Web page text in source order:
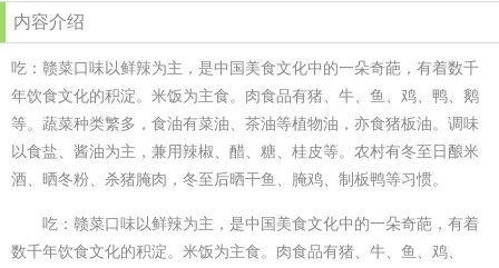
内容介绍
吃：赣菜口味以鲜辣为主，是中国美食文化中的一朵奇葩，有着数千
年饮食文化的积淀。米饭为主食。肉食品有猪、牛、鱼、鸡、鸭、鹅
等。蔬菜种类繁多，食油有菜油、茶油等植物油，亦食猪板油。调味
以食盐、酱油为主，兼用辣椒、醋、糖、桂皮等。农村有冬至日酿米
酒、晒冬粉、杀猪腌肉，冬至后晒干鱼、腌鸡、制板鸭等习惯。
吃：赣菜口味以鲜辣为主，是中国美食文化中的一朵奇葩，有着
数千年饮食文化的积淀。米饭为主食。肉食品有猪、牛、鱼、鸡、